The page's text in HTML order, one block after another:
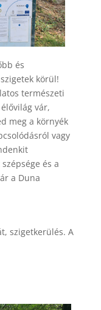
és
körül!
természeti
vár,
meg a környék
vagy
és a
a Duna
szigetkerülés. A